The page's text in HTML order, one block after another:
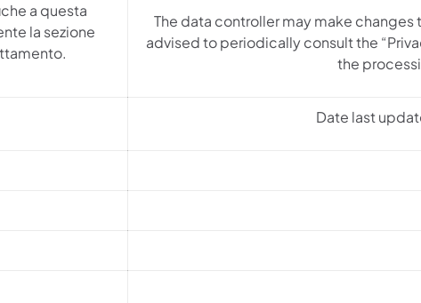
a questa
la sezione
The data controller may make
advised to periodically consult the
the
Date last